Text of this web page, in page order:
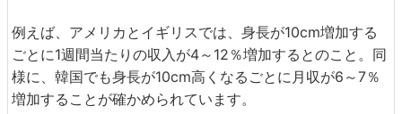
例えば、アメリカとイギリスでは、身長が10cm増加する
ごとに1週間当たりの収入が4～12％増加するとのこと。同
様に、韓国でも身長が10cm高くなるごとに月収が6～7％
増加することが確かめられています。